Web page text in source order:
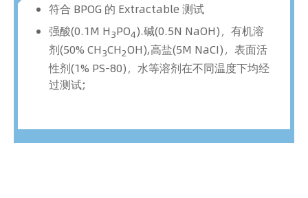
符合 BPOG 的 Extractable 测试
强酸(0.1M H3PO4).碱(0.5N NaOH)，有机溶
剂(50% CH3CH2OH),高盐(5M NaCI)，表面活
性剂(1% PS-80)，水等溶剂在不同温度下均经
过测试;